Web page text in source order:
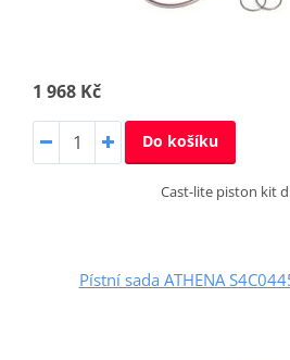
1 968 Kč
Do košíku
Cast-lite piston kit d
Pístní sada ATHENA